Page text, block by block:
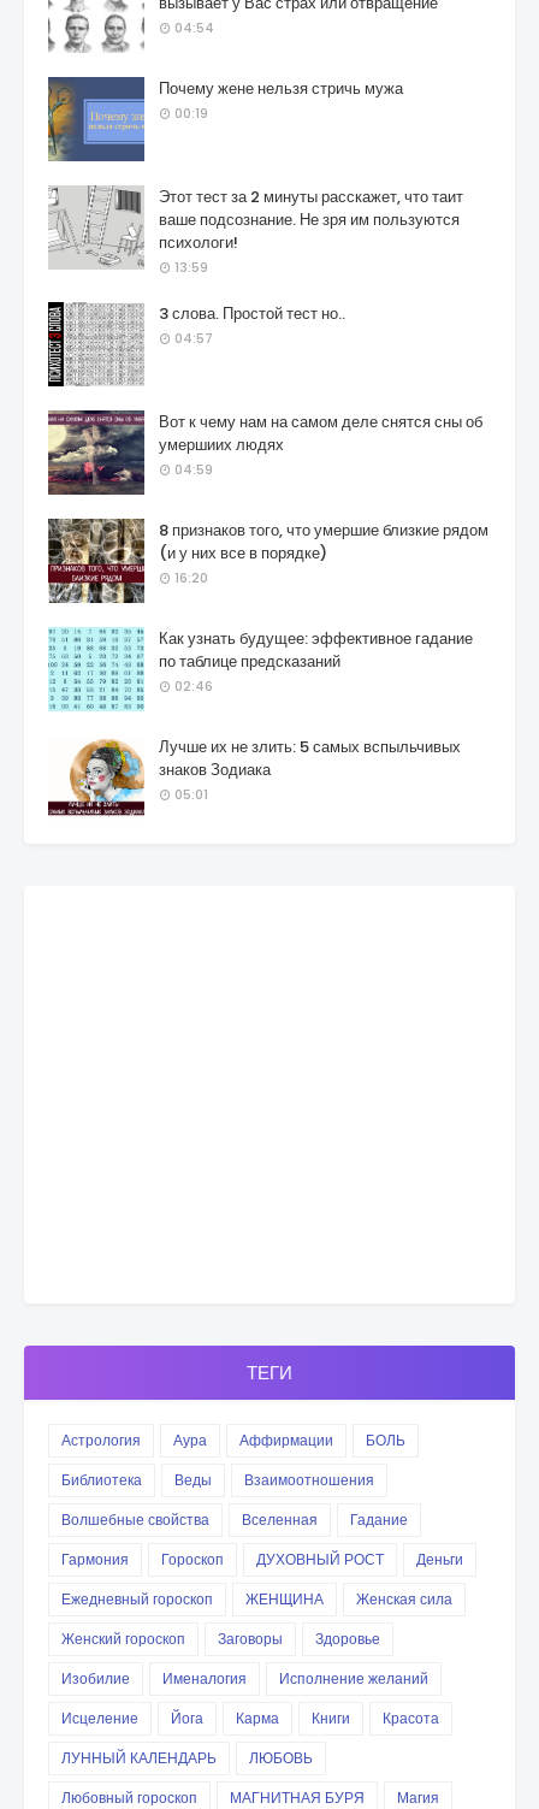
04:54
Почему жене нельзя стричь мужа
00:19
Этот тест за 2 минуты расскажет, что таит
ваше подсознание. Не зря им пользуются
психологи!
13:59
3 слова. Простой тест но..
04:57
Вот к чему нам на самом деле снятся сны об
умершиих людях
04:59
8 признаков того, что умершие близкие рядом
(и у них все в порядке)
16:20
Как узнать будущее: эффективное гадание
по таблице предсказаний
02:46
Лучше их не злить: 5 самых вспыльчивых
знаков Зодиака
05:01
ТЕГИ
Астрология Аура Аффирмации
БОЛЬ
Библиотека
Веды
Взаимоотношения
Волшебные свойства
Вселенная
Гадание
Гармония
Гороскоп ДУХОВНЫЙ РОСТ
Деньги
Ежедневный гороскоп
ЖЕНЩИНА
Женская сила
Женский гороскоп
Заговоры
Здоровье
Изобилие
Именалогия
Исполнение желаний
Исцеление
Йога Карма Книги
Красота
ЛУННЫЙ КАЛЕНДАРЬ
ЛЮБОВЬ
Любовный гороскоп
МАГНИТНАЯ БУРЯ
Магия